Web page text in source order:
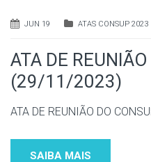
JUN 19 ATAS CONSUP 2023
ATA DE
(29/11/2023)
ATA DE REUNIÃO DO
SAIBA MAIS